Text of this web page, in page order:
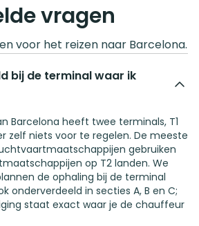
vragen
voor het reizen naar Barcelona.
bij de terminal waar ik
Barcelona heeft twee terminals, T1
zelf niets voor te regelen. De meeste
gebruiken
op T2 landen. We
de ophaling bij de terminal
onderverdeeld in secties A, B en C;
staat exact waar je de chauffeur